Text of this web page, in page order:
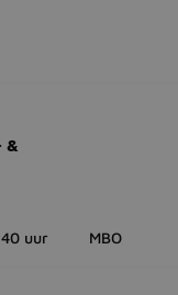
&
uur MBO